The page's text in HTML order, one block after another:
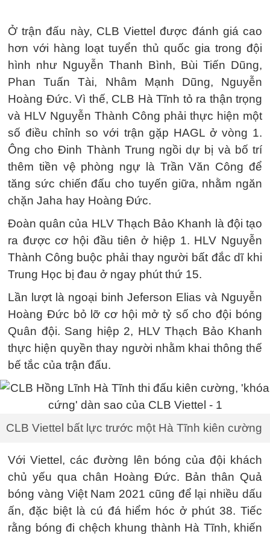
Ở trận đấu này, CLB Viettel được đánh giá cao
hơn với hàng loạt tuyển thủ quốc gia trong đội
hình như Nguyễn Thanh Bình, Bùi Tiến Dũng,
Phan Tuấn Tài, Nhâm Mạnh Dũng, Nguyễn
Hoàng Đức. Vì thế, CLB Hà Tĩnh tỏ ra thận trọng
và HLV Nguyễn Thành Công phải thực hiện một
số điều chỉnh so với trận gặp HAGL ở vòng 1.
Ông cho Đinh Thành Trung ngồi dự bị và bố trí
thêm tiền vệ phòng ngự là Trần Văn Công để
tăng sức chiến đấu cho tuyến giữa, nhằm ngăn
chặn Jaha hay Hoàng Đức.
Đoàn quân của HLV Thạch Bảo Khanh là đội tạo
ra được cơ hội đầu tiên ở hiệp 1. HLV Nguyễn
Thành Công buộc phải thay người bất đắc dĩ khi
Trung Học bị đau ở ngay phút thứ 15.
Lần lượt là ngoại binh Jeferson Elias và Nguyễn
Hoàng Đức bỏ lỡ cơ hội mở tỷ số cho đội bóng
Quân đội. Sang hiệp 2, HLV Thạch Bảo Khanh
thực hiện quyền thay người nhằm khai thông thế
bế tắc của trận đấu.
CLB Viettel bất lực trước một Hà Tĩnh kiên cường
Với Viettel, các đường lên bóng của đội khách
chủ yếu qua chân Hoàng Đức. Bản thân Quả
bóng vàng Việt Nam 2021 cũng để lại nhiều dấu
ấn, đặc biệt là cú đá hiểm hóc ở phút 38. Tiếc
rằng bóng đi chệch khung thành Hà Tĩnh, khiến